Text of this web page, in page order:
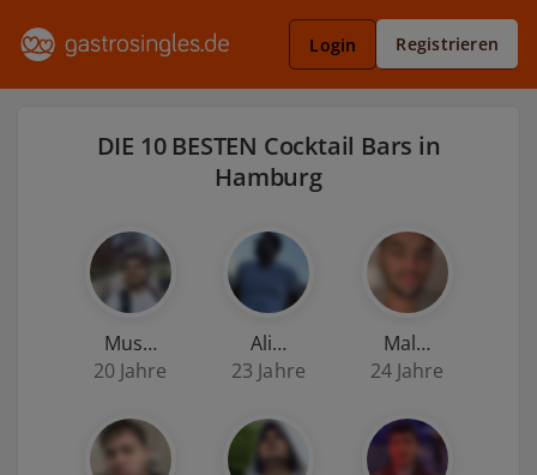
Login Registrieren
DIE 10 BESTEN Cocktail Bars in
Hamburg
Mus…
20 Jahre
Ali…
23 Jahre
Mal…
24 Jahre